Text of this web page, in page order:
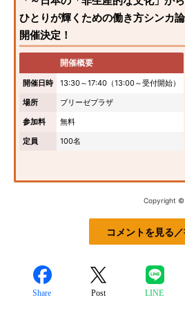
ひとりが輝くための働き方シンカ
開催決定！
開催概要
開催日時
13:30～17:40（13:00～受付開始）
場所
ブリーゼプラザ
参加料
無料
定員
100名
Copyright ©
コメントを見る／
Share Post LINE